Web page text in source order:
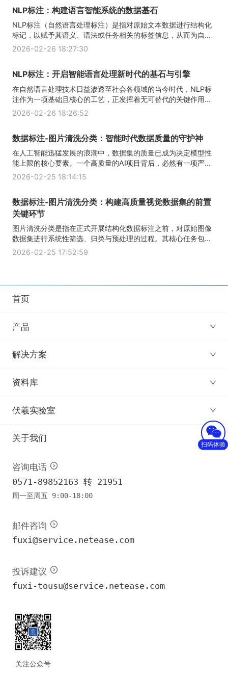
NLP标注：构建语言智能系统的数据基石
NLP标注（自然语言处理标注）是指对原始文本数据进行结构化
标记，以赋予其语义、语法或任务相关的标签信息，从而为自...
2026-02-26 18:27:30
NLP标注：开启智能语言处理新时代的基石与引擎
在自然语言处理技术日益渗透至社会各领域的当今时代，NLP标
注作为一项基础且核心的工艺，正发挥着无可替代的关键作用...
2026-02-26 18:26:52
数据标注-图片清洗分类：智能时代数据质量的守护神
在人工智能迅猛发展的浪潮中，数据集的质量已成为决定模型性
能上限的核心要素。一个高质量的AI项目背后，必然有一项严...
2026-02-25 18:14:15
数据标注-图片清洗分类：构建高质量视觉数据集的前置
关键环节
图片清洗分类是指在正式开展结构化数据标注之前，对原始图像
数据集进行系统性筛选、归类与预处理的过程。其核心任务包...
2026-02-25 17:52:59
首页
产品
解决方案
资料库
伏羲实验室
关于我们
咨询电话
0571-89852163 转 21951
周一至周五 9:00-18:00
邮件咨询
fuxi@service.netease.com
投诉建议
fuxi-tousu@service.netease.com
关注公众号
扫码体验